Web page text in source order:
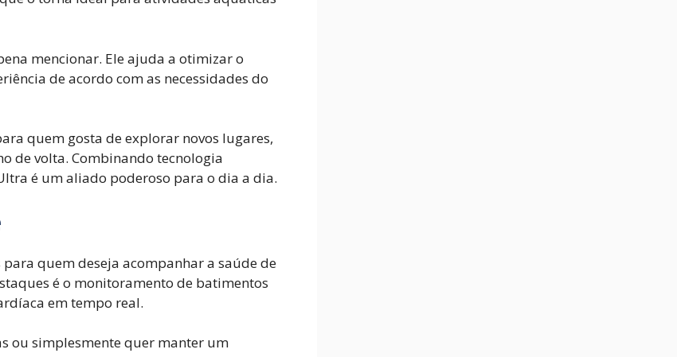
mencionar. Ele ajuda a otimizar o
de acordo com as necessidades do
quem gosta de explorar novos lugares,
de volta. Combinando tecnologia
é um aliado poderoso para o dia a dia.
quem deseja acompanhar a saúde de
é o monitoramento de batimentos
em tempo real.
ou simplesmente quer manter um